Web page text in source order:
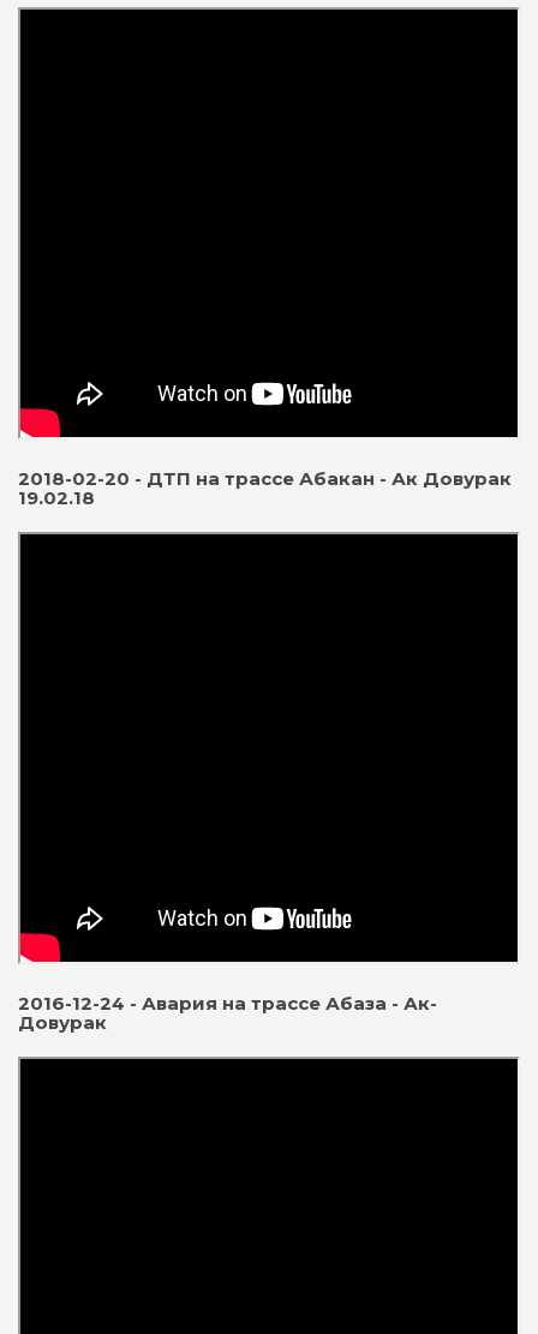
2018-02-20 - ДТП на трассе Абакан - Ак Довурак
19.02.18
2016-12-24 - Авария на трассе Абаза - Ак-
Довурак